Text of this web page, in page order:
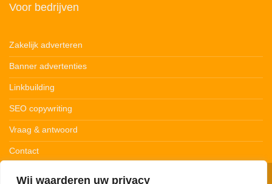
Wij waarderen uw privacy
Voor bedrijven
Zakelijk adverteren
Banner advertenties
Linkbuilding
SEO copywriting
Vraag & antwoord
Contact